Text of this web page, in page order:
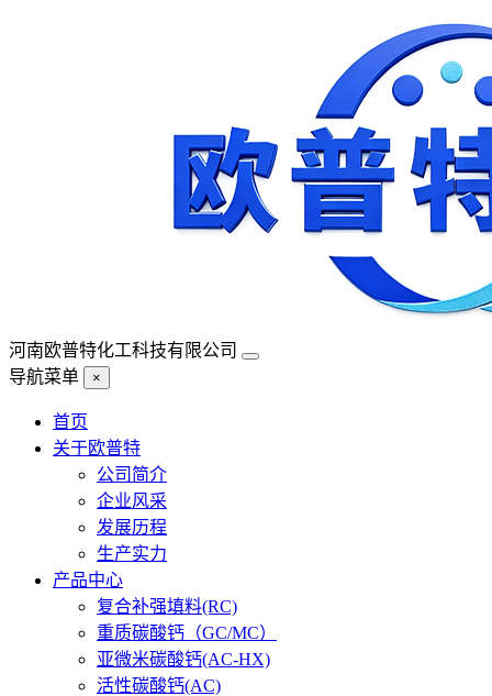
河南欧普特化工科技有限公司
导航菜单
×
首页
关于欧普特
公司简介
企业风采
发展历程
生产实力
产品中心
复合补强填料(RC)
重质碳酸钙（GC/MC）
亚微米碳酸钙(AC-HX)
活性碳酸钙(AC)